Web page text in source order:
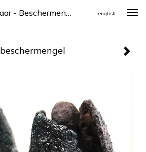
Maria Van 't Hullenaar - Beschermengel english
beschermengel